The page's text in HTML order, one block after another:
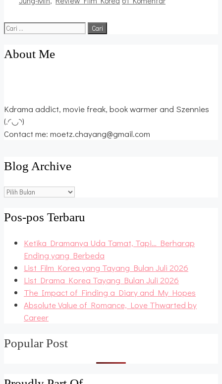
Cari
About Me
Kdrama addict, movie freak, book warmer and Szennies
(.◜◡◝)
Contact me: moetz.chayang@gmail.com
Blog Archive
Blog
Pos-pos Terbaru
Ketika Dramanya Uda Tamat, Tapi… Berharap
Ending yang Berbeda
List Film Korea yang Tayang Bulan Juli 2026
List Drama Korea Tayang Bulan Juli 2026
The Impact of Finding a Diary and My Hopes
Absolute Value of Romance, Love Thwarted by
Career
Popular Post